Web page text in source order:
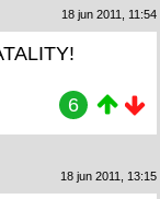
18 jun 2011, 11:54
6
18 jun 2011, 13:15